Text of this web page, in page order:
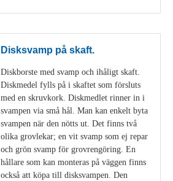
Disksvamp på skaft.
Diskborste med svamp och ihåligt skaft.
Diskmedel fylls på i skaftet som försluts
med en skruvkork. Diskmedlet rinner in i
svampen via små hål. Man kan enkelt byta
svampen när den nötts ut. Det finns två
olika grovlekar; en vit svamp som ej repar
och grön svamp för grovrengöring. En
hållare som kan monteras på väggen finns
också att köpa till disksvampen. Den